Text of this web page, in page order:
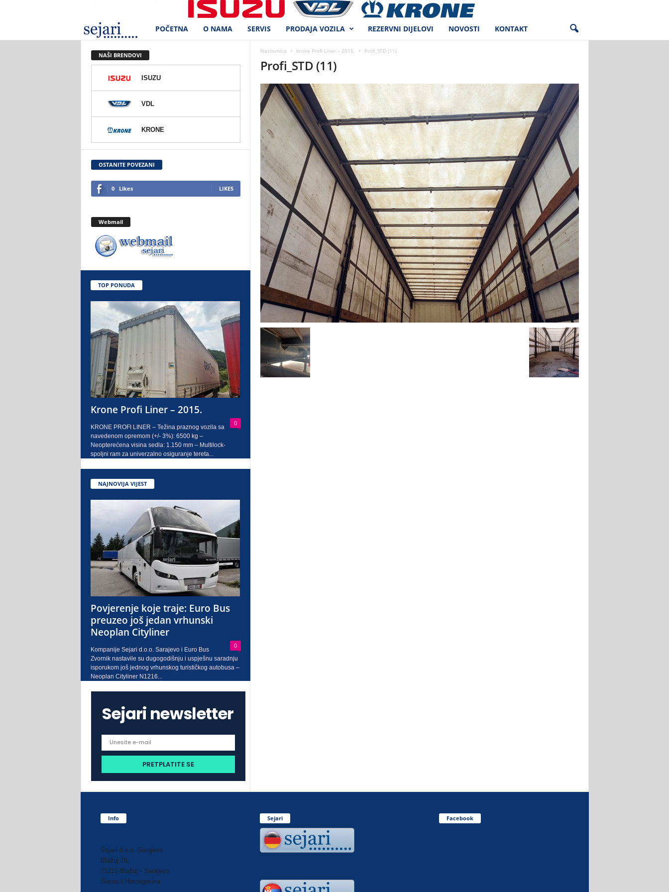
e
r
d
.
o
.
a
j
o
POČETNA O NAMA SERVIS PRODAJA VOZILA REZERVNI DIJELOVI NOVOSTI KONTAKT
Naslovnica Krone Profi Liner – 2015. Profi_STD (11)
Profi_STD (11)
NAŠI BRENDOVI
ISUZU
VDL
KRONE
OSTANITE POVEZANI
0 Likes LIKES
Webmail
TOP PONUDA
Krone Profi Liner – 2015.
0
KRONE PROFI LINER – Težina praznog vozila sa
navedenom opremom (+/- 3%): 6500 kg –
Neopterećena visina sedla: 1.150 mm – Multilock-
spoljni ram za univerzalno osiguranje tereta...
NAJNOVIJA VIJEST
Povjerenje koje traje: Euro Bus
preuzeo još jedan vrhunski
Neoplan Cityliner
0
Kompanije Sejari d.o.o. Sarajevo i Euro Bus
Zvornik nastavile su dugogodišnju i uspješnu saradnju
isporukom još jednog vrhunskog turističkog autobusa –
Neoplan Cityliner N1216...
Sejari newsletter
Info
Sejari d.o.o. Sarajevo
Blažuj 78,
71215 Blažuj - Sarajevo
Bosna i Hercegovina
Sejari Facebook